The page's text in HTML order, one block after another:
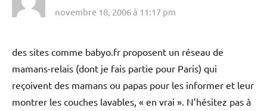
novembre 18, 2006 à 11:17 pm
des sites comme babyo.fr proposent un réseau de
mamans-relais (dont je fais partie pour Paris) qui
reçoivent des mamans ou papas pour les informer et leur
montrer les couches lavables, « en vrai ». N’hésitez pas à